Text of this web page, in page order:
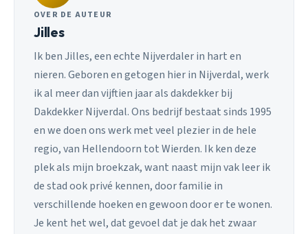
OVER DE AUTEUR
Jilles
Ik ben Jilles, een echte Nijverdaler in hart en
nieren. Geboren en getogen hier in Nijverdal, werk
ik al meer dan vijftien jaar als dakdekker bij
Dakdekker Nijverdal. Ons bedrijf bestaat sinds 1995
en we doen ons werk met veel plezier in de hele
regio, van Hellendoorn tot Wierden. Ik ken deze
plek als mijn broekzak, want naast mijn vak leer ik
de stad ook privé kennen, door familie in
verschillende hoeken en gewoon door er te wonen.
Je kent het wel, dat gevoel dat je dak het zwaar